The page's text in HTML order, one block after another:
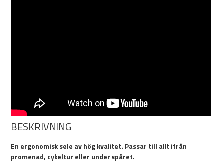
BESKRIVNING
En ergonomisk sele av hög kvalitet. Passar till allt ifrån
promenad, cykeltur eller under spåret.